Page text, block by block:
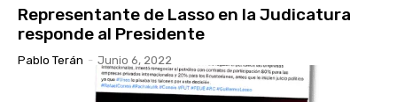
Representante de Lasso en la Judicatura
responde al Presidente
Pablo Terán - Junio 6, 2022